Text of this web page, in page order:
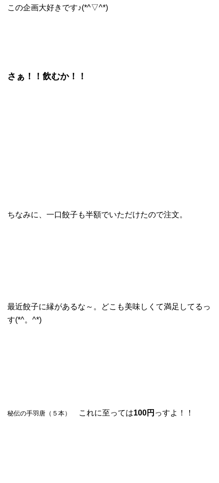
この企画大好きです♪(*^▽^*)
さぁ！！飲むか！！
ちなみに、一口餃子も半額でいただけたので注文。
最近餃子に縁があるな～。どこも美味しくて満足してるっ
す(*^。^*)
秘伝の手羽唐（５本） これに至っては100円 っすよ！！